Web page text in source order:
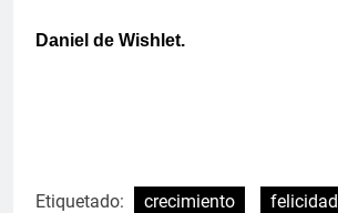
Daniel de Wishlet.
Etiquetado: crecimiento felicidad